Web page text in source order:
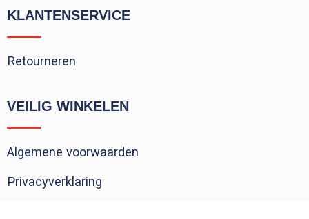
KLANTENSERVICE
Retourneren
VEILIG WINKELEN
Algemene voorwaarden
Privacyverklaring